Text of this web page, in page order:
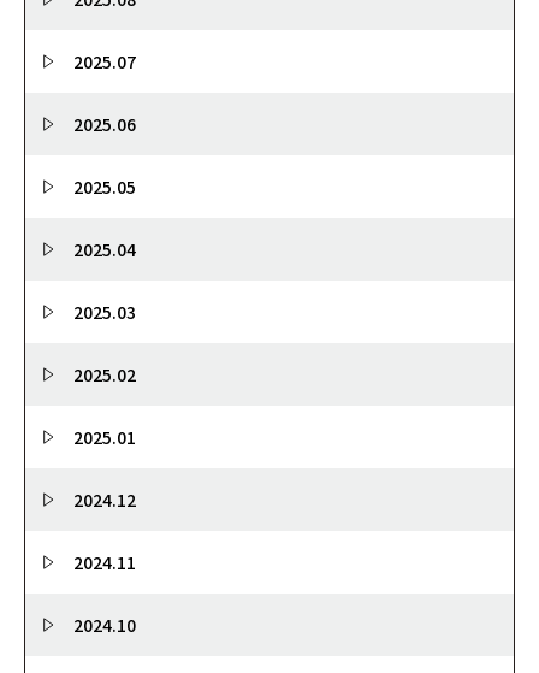
2025.07
2025.06
2025.05
2025.04
2025.03
2025.02
2025.01
2024.12
2024.11
2024.10